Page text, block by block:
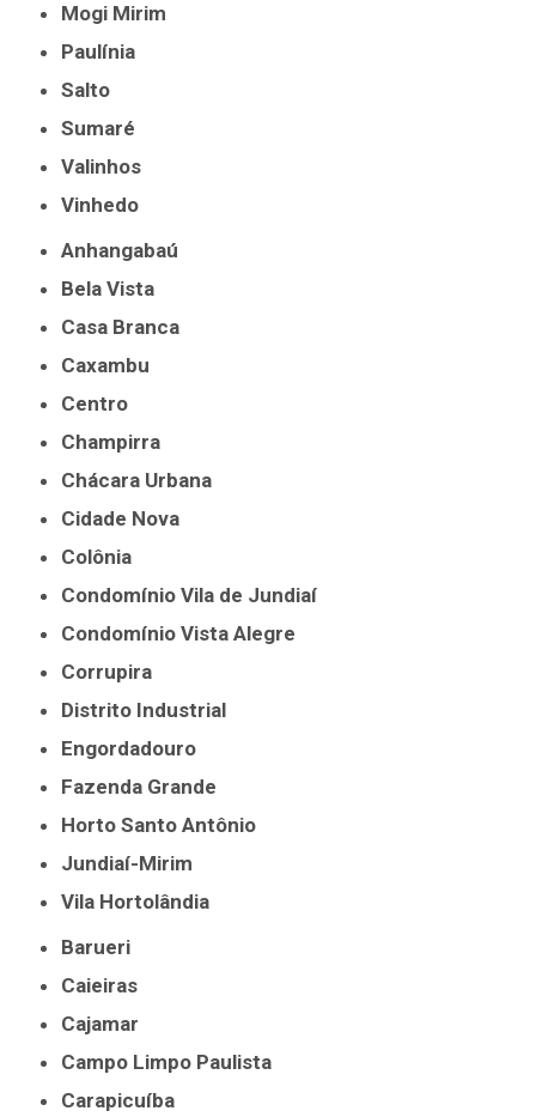
Mogi Mirim
Paulínia
Salto
Sumaré
Valinhos
Vinhedo
Anhangabaú
Bela Vista
Casa Branca
Caxambu
Centro
Champirra
Chácara Urbana
Cidade Nova
Colônia
Condomínio Vila de Jundiaí
Condomínio Vista Alegre
Corrupira
Distrito Industrial
Engordadouro
Fazenda Grande
Horto Santo Antônio
Jundiaí-Mirim
Vila Hortolândia
Barueri
Caieiras
Cajamar
Campo Limpo Paulista
Carapicuíba